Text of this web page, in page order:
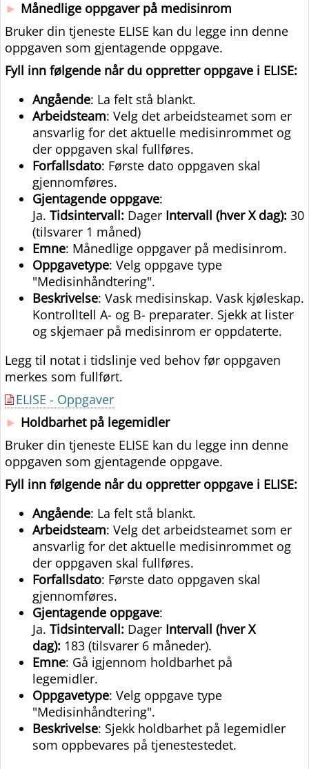
► Månedlige oppgaver på medisinrom
Bruker din tjeneste ELISE kan du legge inn denne
oppgaven som gjentagende oppgave.
Fyll inn følgende når du oppretter oppgave i ELISE:
Angående: La felt stå blankt.
Arbeidsteam: Velg det arbeidsteamet som er
ansvarlig for det aktuelle medisinrommet og
der oppgaven skal fullføres.
Forfallsdato: Første dato oppgaven skal
gjennomføres.
Gjentagende oppgave:
Ja. Tidsintervall: Dager Intervall (hver X dag): 30
(tilsvarer 1 måned)
Emne: Månedlige oppgaver på medisinrom.
Oppgavetype: Velg oppgave type
"Medisinhåndtering".
Beskrivelse: Vask medisinskap. Vask kjøleskap.
Kontrolltell A- og B- preparater. Sjekk at lister
og skjemaer på medisinrom er oppdaterte.
Legg til notat i tidslinje ved behov før oppgaven
merkes som fullført.
ELISE - Oppgaver
► Holdbarhet på legemidler
Bruker din tjeneste ELISE kan du legge inn denne
oppgaven som gjentagende oppgave.
Fyll inn følgende når du oppretter oppgave i ELISE:
Angående: La felt stå blankt.
Arbeidsteam: Velg det arbeidsteamet som er
ansvarlig for det aktuelle medisinrommet og
der oppgaven skal fullføres.
Forfallsdato: Første dato oppgaven skal
gjennomføres.
Gjentagende oppgave:
Ja. Tidsintervall: Dager Intervall (hver X
dag): 183 (tilsvarer 6 måneder).
Emne: Gå igjennom holdbarhet på
legemidler.
Oppgavetype: Velg oppgave type
"Medisinhåndtering".
Beskrivelse: Sjekk holdbarhet på legemidler
som oppbevares på tjenestestedet.